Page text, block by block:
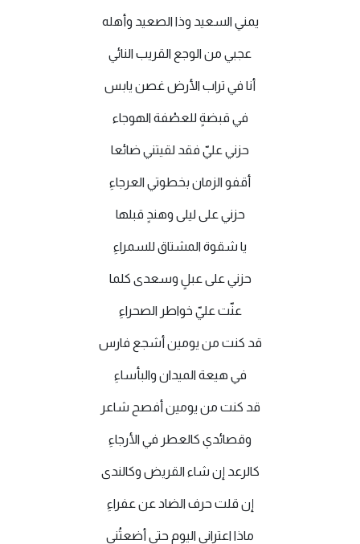
يمني السعيد وذا الصعيد وأهله
عجبي من الوجع القريب النائي
أنا في تراب الأرض غصن يابس
في قبضةٍ للعصْفة الهوجاء
حزني عليّ فقد لقيتني ضائعا
أقفو الزمان بخطوتي العرجاءِ
حزني على ليلى وهندٍ قبلها
يا شقوة المشتاق للسمراءِ
حزني على عبلٍ وسعدى كلما
عنّت عليّ خواطر الصحراءِ
قد كنت من يومين أشجع فارس
في هيعة الميدان والبأساءِ
قد كنت من يومين أفصح شاعر
وقصائدي كالعطر في الأرجاءِ
كالرعد إن شاء القريض وكالندى
إن قلت حرف الضاد عن عفراءِ
ماذا اعتراني اليوم حتى أضعتُني